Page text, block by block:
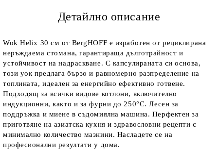
Детайлно описание
Wok Helix 30 см от BergHOFF е изработен от рециклирана
неръждаема стомана, гарантираща дълготрайност и
устойчивост на надраскване. С капсулираната си основа,
този уок предлага бързо и равномерно разпределение на
топлината, идеален за енергийно ефективно готвене.
Подходящ за всички видове котлони, включително
индукционни, както и за фурни до 250°C. Лесен за
поддръжка и миене в съдомиялна машина. Перфектен за
приготвяне на азиатска кухня и здравословни рецепти с
минимално количество мазнини. Насладете се на
професионални резултати у дома.